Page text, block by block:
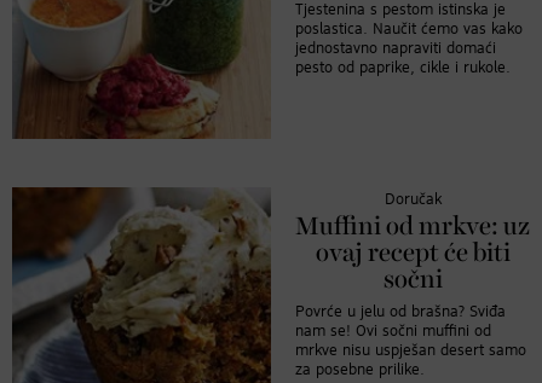
Tjestenina s pestom istinska je
poslastica. Naučit ćemo vas kako
jednostavno napraviti domaći
pesto od paprike, cikle i rukole.
Doručak
Muffini od mrkve: uz
ovaj recept će biti
sočni
Povrće u jelu od brašna? Sviđa
nam se! Ovi sočni muffini od
mrkve nisu uspješan desert samo
za posebne prilike.